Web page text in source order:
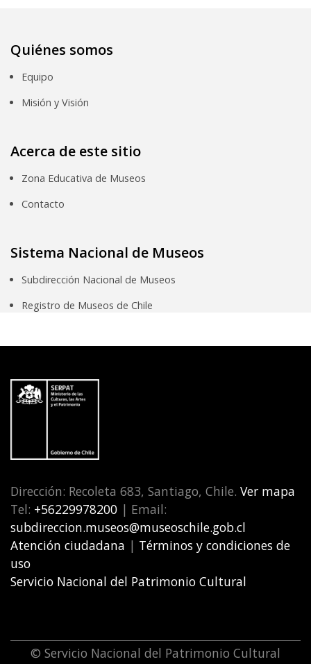
Quiénes somos
Equipo
Misión y Visión
Acerca de este sitio
Zona Educativa de Museos
Contacto
Sistema Nacional de Museos
Subdirección Nacional de Museos
Registro de Museos de Chile
Dirección: Recoleta 683, Santiago, Chile. Ver mapa
Tel: +56229978200 | Email:
subdireccion.museos@museoschile.gob.cl
Atención ciudadana | Términos y condiciones de
uso
Servicio Nacional del Patrimonio Cultural
© Servicio Nacional del Patrimonio Cultural